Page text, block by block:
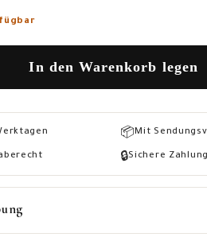
In den Warenkorb legen
📦Mit
🔒Sichere Zahlung